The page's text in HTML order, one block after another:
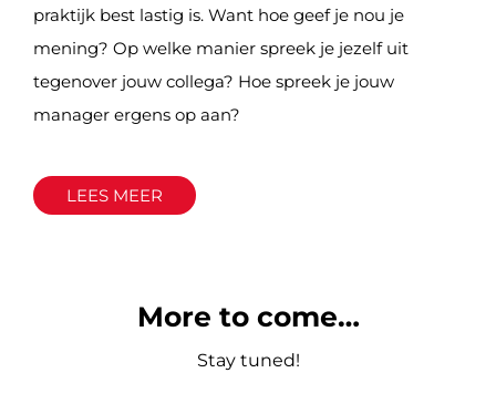
praktijk best lastig is. Want hoe geef je nou je
mening? Op welke manier spreek je jezelf uit
tegenover jouw collega? Hoe spreek je jouw
manager ergens op aan?
LEES MEER
More to come…
Stay tuned!